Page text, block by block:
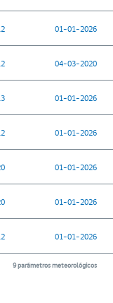
01-01-2026
04-03-2020
01-01-2026
01-01-2026
01-01-2026
01-01-2026
01-01-2026
9 parámetros meteorológicos